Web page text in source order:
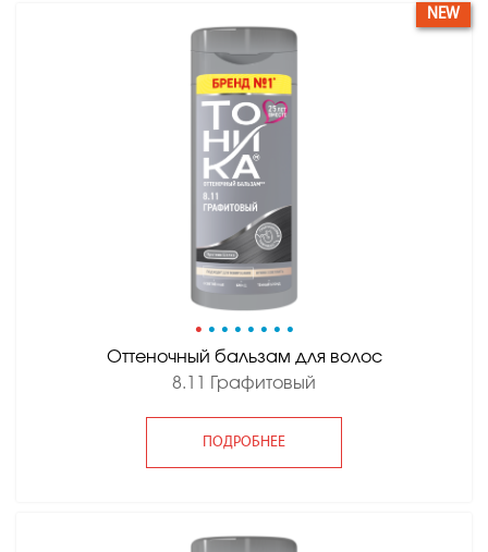
• • • • • • • •
Оттеночный бальзам для волос
8.11 Графитовый
ПОДРОБНЕЕ
NEW